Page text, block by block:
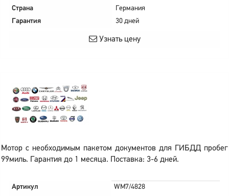
Страна
Германия
Гарантия
30 дней
Узнать цену
Мотор с необходимым пакетом документов для ГИБДД пробег
99миль. Гарантия до 1 месяца. Поставка: 3-6 дней.
Артикул WM7/4828